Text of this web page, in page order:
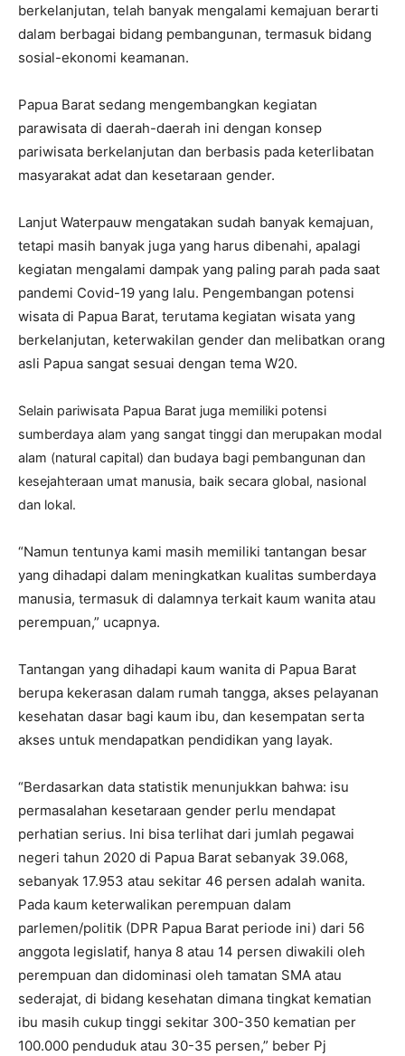
berkelanjutan, telah banyak mengalami kemajuan berarti
dalam berbagai bidang pembangunan, termasuk bidang
sosial-ekonomi keamanan.
Papua Barat sedang mengembangkan kegiatan
parawisata di daerah-daerah ini dengan konsep
pariwisata berkelanjutan dan berbasis pada keterlibatan
masyarakat adat dan kesetaraan gender.
Lanjut Waterpauw mengatakan sudah banyak kemajuan,
tetapi masih banyak juga yang harus dibenahi, apalagi
kegiatan mengalami dampak yang paling parah pada saat
pandemi Covid-19 yang lalu. Pengembangan potensi
wisata di Papua Barat, terutama kegiatan wisata yang
berkelanjutan, keterwakilan gender dan melibatkan orang
asli Papua sangat sesuai dengan tema W20.
Selain pariwisata Papua Barat juga memiliki potensi
sumberdaya alam yang sangat tinggi dan merupakan modal
alam (natural capital) dan budaya bagi pembangunan dan
kesejahteraan umat manusia, baik secara global, nasional
dan lokal.
“Namun tentunya kami masih memiliki tantangan besar
yang dihadapi dalam meningkatkan kualitas sumberdaya
manusia, termasuk di dalamnya terkait kaum wanita atau
perempuan,” ucapnya.
Tantangan yang dihadapi kaum wanita di Papua Barat
berupa kekerasan dalam rumah tangga, akses pelayanan
kesehatan dasar bagi kaum ibu, dan kesempatan serta
akses untuk mendapatkan pendidikan yang layak.
“Berdasarkan data statistik menunjukkan bahwa: isu
permasalahan kesetaraan gender perlu mendapat
perhatian serius. Ini bisa terlihat dari jumlah pegawai
negeri tahun 2020 di Papua Barat sebanyak 39.068,
sebanyak 17.953 atau sekitar 46 persen adalah wanita.
Pada kaum keterwalikan perempuan dalam
parlemen/politik (DPR Papua Barat periode ini) dari 56
anggota legislatif, hanya 8 atau 14 persen diwakili oleh
perempuan dan didominasi oleh tamatan SMA atau
sederajat, di bidang kesehatan dimana tingkat kematian
ibu masih cukup tinggi sekitar 300-350 kematian per
100.000 penduduk atau 30-35 persen,” beber Pj